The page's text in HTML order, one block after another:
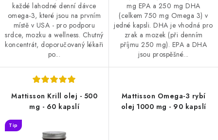
každé lahodné denní dávce
omega-3, které jsou na prvním
místě v USA - pro podporu
srdce, mozku a wellness. Chutný
koncentrát, doporučovaný lékaři
po...
mg EPA a 250 mg DHA
(celkem 750 mg Omega 3) v
jedné kapsli. DHA je vhodná pro
zrak a mozek (při denním
příjmu 250 mg). EPA a DHA
jsou prospěšné...
Mattisson Krill olej - 500
mg - 60 kapslí
Tip
Mattisson Omega-3 rybí
olej 1000 mg - 90 kapslí